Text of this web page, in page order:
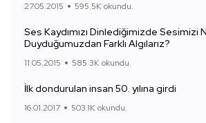
27.05.2015 595.5K okundu.
Ses Kaydımızı Dinlediğimizde Sesimizi
Duyduğumuzdan Farklı Algılarız?
11.05.2015 585.3K okundu.
İlk dondurulan insan 50. yılına girdi
16.01.2017 503.1K okundu.